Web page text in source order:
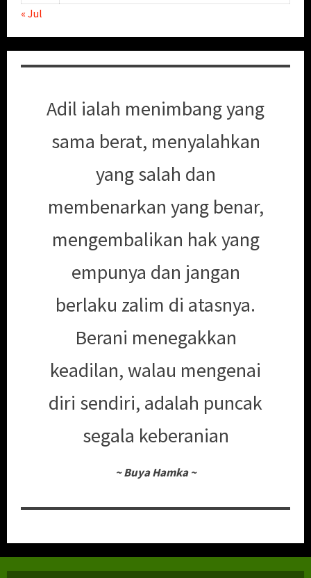
« Jul
Adil ialah menimbang yang
sama berat, menyalahkan
yang salah dan
membenarkan yang benar,
mengembalikan hak yang
empunya dan jangan
berlaku zalim di atasnya.
Berani menegakkan
keadilan, walau mengenai
diri sendiri, adalah puncak
segala keberanian
~ Buya Hamka ~